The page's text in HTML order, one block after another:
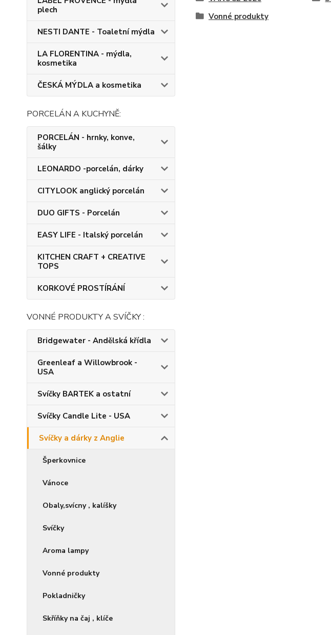
plech
NESTI DANTE - Toaletní mýdla
LA FLORENTINA - mýdla,
kosmetika
ČESKÁ MÝDLA a kosmetika
PORCELÁN A KUCHYNĚ:
PORCELÁN - hrnky, konve,
šálky
LEONARDO -porcelán, dárky
CITYLOOK anglický porcelán
DUO GIFTS - Porcelán
EASY LIFE - Italský porcelán
KITCHEN CRAFT + CREATIVE
TOPS
KORKOVÉ PROSTÍRÁNÍ
VONNÉ PRODUKTY A SVÍČKY :
Bridgewater - Andělská křídla
Greenleaf a Willowbrook -
USA
Svíčky BARTEK a ostatní
Svíčky Candle Lite - USA
Svíčky a dárky z Anglie
Šperkovnice
Vánoce
Obaly,svícny , kalíšky
Svíčky
Aroma lampy
Vonné produkty
Pokladničky
Skříňky na čaj , klíče
Vonné produkty